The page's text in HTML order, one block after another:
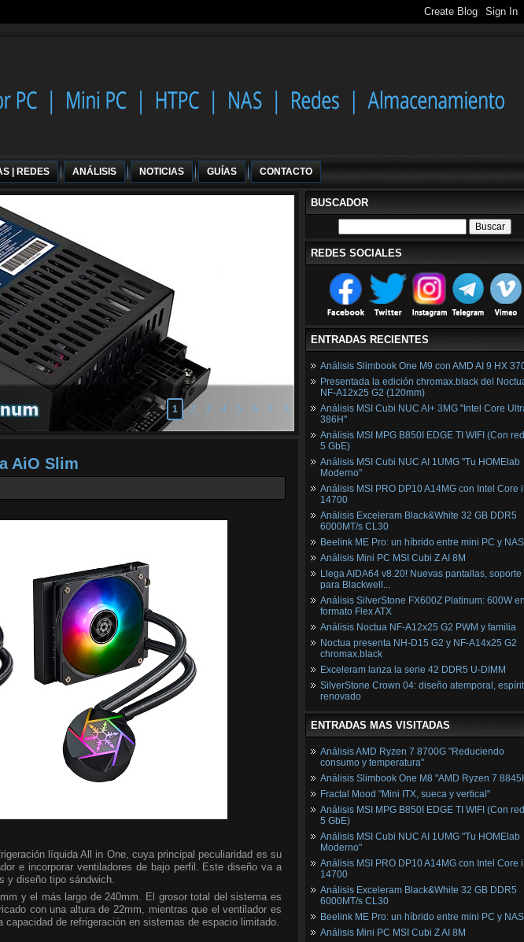
| REDES ANÁLISIS NOTICIAS GUÍAS CONTACTO
1 2 3 4 5 6 7 8
AiO Slim
líquida All in One, cuya principal peculiaridad es su
e incorporar ventiladores de bajo perfil. Este diseño va a
y diseño tipo sándwich.
y el más largo de 240mm. El grosor total del sistema es
con una altura de 22mm, mientras que el ventilador es
de refrigeración en sistemas de espacio limitado.
BUSCADOR
REDES SOCIALES
ENTRADAS RECIENTES
Análisis Slimbook One M9 con AMD AI 9 HX
Presentada la edición chromax.black del
NF‑A12x25 G2 (120mm)
Análisis MSI Cubi NUC AI+ 3MG "Intel Core
386H"
Análisis MSI MPG B850I EDGE TI WIFI (Con
5 GbE)
Análisis MSI Cubi NUC AI 1UMG "Tu HOMElab
Moderno"
Análisis MSI PRO DP10 A14MG con Intel Core
14700
Análisis Exceleram Black&White 32 GB DDR5
6000MT/s CL30
Beelink ME Pro: un híbrido entre mini PC y NAS
Análisis Mini PC MSI Cubi Z AI 8M
Llega AIDA64 v8.20! Nuevas pantallas, soporte
para Blackwell...
Análisis SilverStone FX600Z Platinum: 600W
formato Flex ATX
Análisis Noctua NF-A12x25 G2 PWM y familia
Noctua presenta NH-D15 G2 y NF-A14x25 G2
chromax.black
Exceleram lanza la serie 42 DDR5 U-DIMM
SilverStone Crown 04: diseño atemporal,
renovado
ENTRADAS MAS VISITADAS
Análisis AMD Ryzen 7 8700G "Reduciendo
consumo y temperatura"
Análisis Slimbook One M8 "AMD Ryzen 7
Fractal Mood "Mini ITX, sueca y vertical"
Análisis MSI MPG B850I EDGE TI WIFI (Con
5 GbE)
Análisis MSI Cubi NUC AI 1UMG "Tu HOMElab
Moderno"
Análisis MSI PRO DP10 A14MG con Intel Core
14700
Análisis Exceleram Black&White 32 GB DDR5
6000MT/s CL30
Beelink ME Pro: un híbrido entre mini PC y NAS
Análisis Mini PC MSI Cubi Z AI 8M